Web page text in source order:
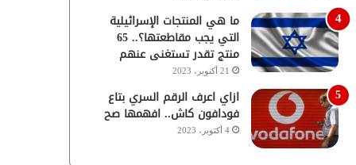
ما هي المنتجات الإسرائيلية
التي يجب مقاطعتها؟.. 65
منتج تقدر تستغنى عنهم
21 أكتوبر، 2023
ازاي اعرف الرقم السري بتاع
فودافون كاش.. افهمها صح
4 أكتوبر، 2023